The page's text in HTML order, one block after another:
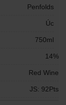
Penfolds
Úc
750ml
14%
Red Wine
JS: 92Pts